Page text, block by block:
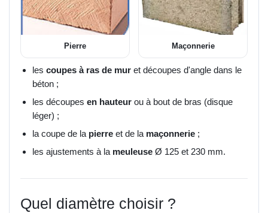
Pierre Maçonnerie
les coupes à ras de mur et découpes d'angle dans le
béton ;
les découpes en hauteur ou à bout de bras (disque
léger) ;
la coupe de la pierre et de la maçonnerie ;
les ajustements à la meuleuse Ø 125 et 230 mm.
Quel diamètre choisir ?